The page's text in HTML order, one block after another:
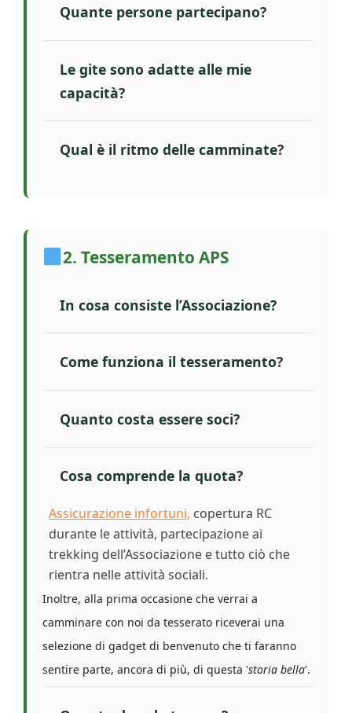
Quante persone partecipano?
Le gite sono adatte alle mie
capacità?
Qual è il ritmo delle camminate?
2. Tesseramento APS
In cosa consiste l’Associazione?
Come funziona il tesseramento?
Quanto costa essere soci?
Cosa comprende la quota?
Assicurazione infortuni, copertura RC
durante le attività, partecipazione ai
trekking dell’Associazione e tutto ciò che
rientra nelle attività sociali.
Inoltre, alla prima occasione che verrai a
camminare con noi da tesserato riceverai una
selezione di gadget di benvenuto che ti faranno
sentire parte, ancora di più, di questa 'storia bella'.